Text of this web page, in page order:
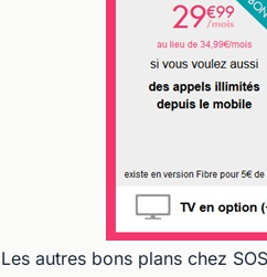
Les autres bons plans chez